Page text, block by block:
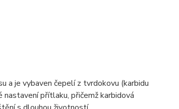
a je vybaven čepelí z tvrdokovu (karbidu
přítlaku, přičemž karbidová